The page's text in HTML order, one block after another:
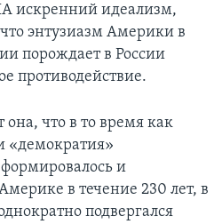
искренний идеализм,
энтузиазм Америки в
порождает в России
противодействие.
что в то время как
«демократия»
и
в течение 230 лет, в
подвергался